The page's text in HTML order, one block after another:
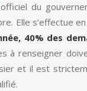
du
Elle s’effectue
40% des
à renseigner
et il est